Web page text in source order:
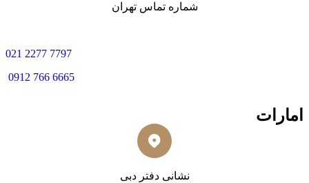
شماره تماس تهران
021 2277 7797
0912 766 6665
امارات
نشانی دفتر دبی